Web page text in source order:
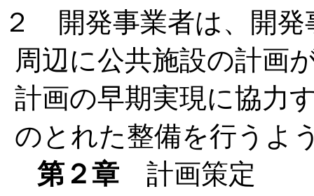
２ 開発事業者は、開発
周辺に公共施設の計画
計画の早期実現に協力
のとれた整備を行うよ
第２章 計画策定